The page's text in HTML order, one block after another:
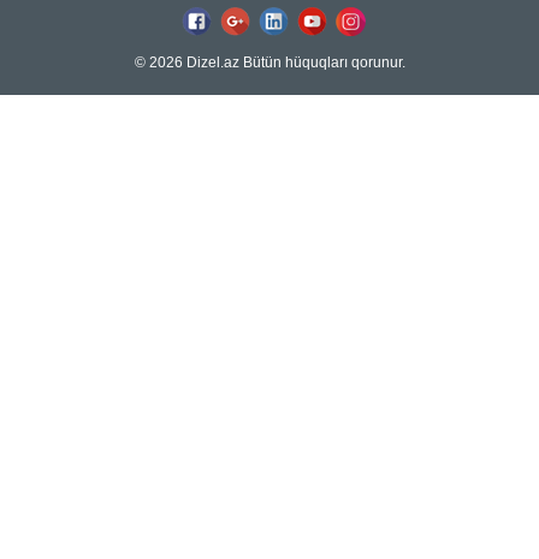
© 2026 Dizel.az Bütün hüquqları qorunur.